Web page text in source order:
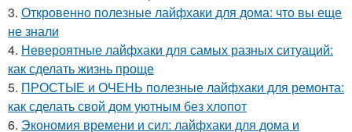
3. Откровенно полезные лайфхаки для дома: что вы еще
не знали
4. Невероятные лайфхаки для самых разных ситуаций:
как сделать жизнь проще
5. ПРОСТЫЕ и ОЧЕНЬ полезные лайфхаки для ремонта:
как сделать свой дом уютным без хлопот
6. Экономия времени и сил: лайфхаки для дома и